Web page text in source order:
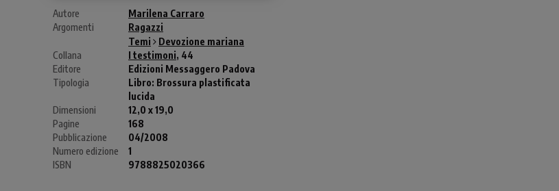
Autore
Marilena Carraro
Argomenti
Ragazzi
Temi
Devozione mariana
Collana
I testimoni, 44
Editore
Edizioni Messaggero Padova
Tipologia
Libro: Brossura plastificata
lucida
Dimensioni
12,0 x 19,0
Pagine
168
Pubblicazione
04/2008
Numero edizione
1
ISBN
9788825020366